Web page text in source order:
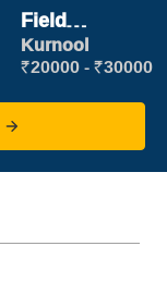
Field
Marketing
Executive
Kurnool
₹20000 - ₹30000